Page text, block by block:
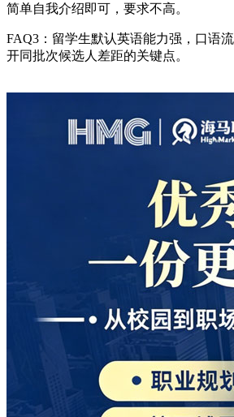
简单自我介绍即可，要求不高。
FAQ3：留学生默认英语能力强，口语
开同批次候选人差距的关键点。